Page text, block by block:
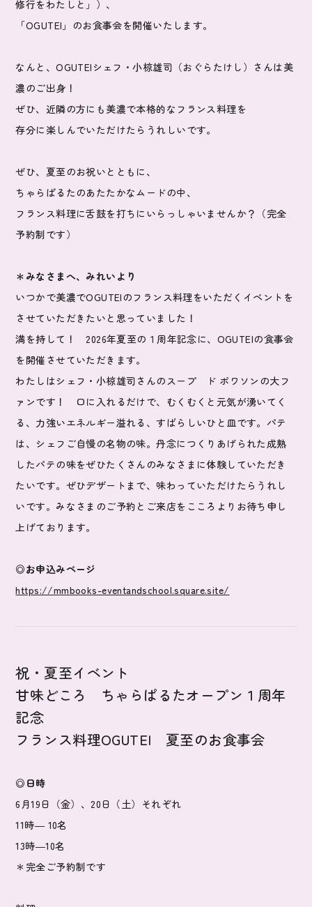
修行をわたしと」）、
「OGUTEI」のお食事会を開催いたします。
なんと、OGUTEIシェフ・小椋雄司（おぐらたけし）さんは美
濃のご出身！
ぜひ、近隣の方にも美濃で本格的なフランス料理を
存分に楽しんでいただけたらうれしいです。
ぜひ、夏至のお祝いとともに、
ちゃらぱるたのあたたかなムードの中、
フランス料理に舌鼓を打ちにいらっしゃいませんか？（完全
予約制です）
＊みなさまへ、みれいより
いつかで美濃でOGUTEIのフランス料理をいただくイベントを
させていただきたいと思っていました！
満を持して！ 2026年夏至の１周年記念に、OGUTEIの食事会
を開催させていただきます。
わたしはシェフ・小椋雄司さんのスープ ド ポワソンの大フ
ァンです！ 口に入れるだけで、むくむくと元気が湧いてく
る、力強いエネルギー溢れる、すばらしいひと皿です。パテ
は、シェフご自慢の名物の味。丹念につくりあげられた成熟
したパテの味をぜひたくさんのみなさまに体験していただき
たいです。ぜひデザートまで、味わっていただけたらうれし
いです。みなさまのご予約とご来店をこころよりお待ち申し
上げております。
◎お申込みページ
https://mmbooks-eventandschool.square.site/
祝・夏至イベント
甘味どころ ちゃらぱるたオープン１周年
記念
フランス料理OGUTEI 夏至のお食事会
◎日時
6月19日（金）、20日（土）それぞれ
11時― 10名
13時―10名
＊完全ご予約制です